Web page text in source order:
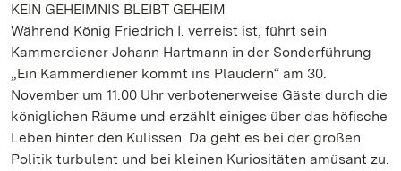
KEIN GEHEIMNIS BLEIBT GEHEIM
Während König Friedrich I. verreist ist, führt sein
Kammerdiener Johann Hartmann in der Sonderführung
„Ein Kammerdiener kommt ins Plaudern“ am 30.
November um 11.00 Uhr verbotenerweise Gäste durch die
königlichen Räume und erzählt einiges über das höfische
Leben hinter den Kulissen. Da geht es bei der großen
Politik turbulent und bei kleinen Kuriositäten amüsant zu.